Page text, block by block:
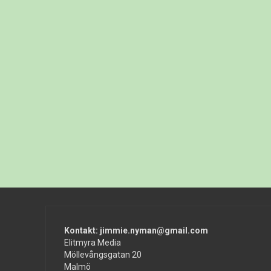
Kontakt: jimmie.nyman@gmail.com
Elitmyra Media
Möllevångsgatan 20
Malmö